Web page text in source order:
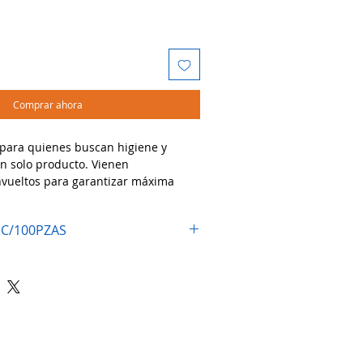
Comprar ahora
quienes buscan higiene y
solo producto. Vienen
para garantizar máxima
y comodidad sin dañar el
100PZAS